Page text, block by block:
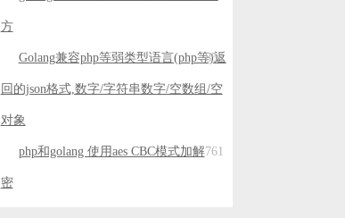
方
Golang兼容php等弱类型语言(php等)返
回的json格式,数字/字符串数字/空数组/空
对象
854
php和golang 使用aes CBC模式加解
密
761